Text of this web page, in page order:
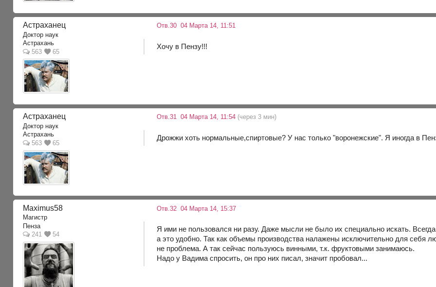
Астраханец
Доктор наук
Астрахань
563
65
Отв.30 04 Марта 14, 11:51
Хочу в Пензу!!!
Астраханец
Доктор наук
Астрахань
563
65
Отв.31 04 Марта 14, 11:54 (через 3 мин)
Дрожжи хоть нормальные,спиртовые? У нас только "воронежские". Я иногда в
Maximus58
Магистр
Пенза
241
54
Отв.32 04 Марта 14, 15:37
Я ими не пользовался ни разу. Даже мысли не было их специально искать.
а это удобно. Так как объемы производства налажены исключительно для себя
не проблема. А так сейчас пользуюсь винными, т.к. фруктовыми занимаюсь.
Надо у Вадима спросить, он про них писал, значит пробовал...